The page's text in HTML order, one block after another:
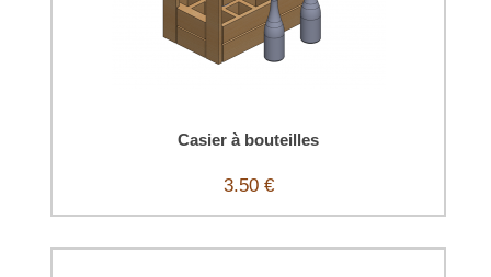
Casier à bouteilles
3.50 €